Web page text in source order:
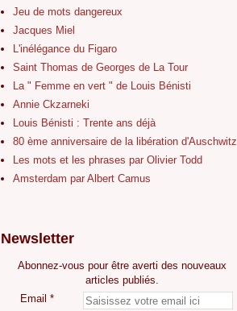
Jeu de mots dangereux
Jacques Miel
L'inélégance du Figaro
Saint Thomas de Georges de La Tour
La " Femme en vert " de Louis Bénisti
Annie Ckzarneki
Louis Bénisti : Trente ans déjà
80 ème anniversaire de la libération d'Auschwitz
Les mots et les phrases par Olivier Todd
Amsterdam par Albert Camus
Newsletter
Abonnez-vous pour être averti des nouveaux
articles publiés.
Email